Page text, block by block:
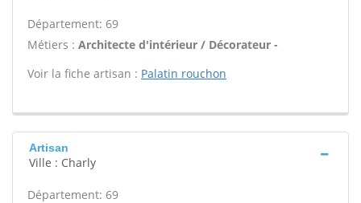
Département: 69
Métiers : Architecte d'intérieur / Décorateur -
Voir la fiche artisan : Palatin rouchon
Artisan
Ville : Charly
Département: 69